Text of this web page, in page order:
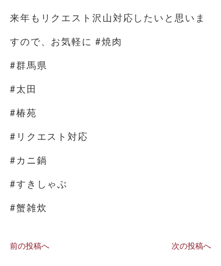
来年もリクエスト沢山対応したいと思いま
すので、お気軽に #焼肉
#群馬県
#太田
#椿苑
#リクエスト対応
#カニ鍋
#すきしゃぶ
#蟹雑炊
前の投稿へ 次の投稿へ